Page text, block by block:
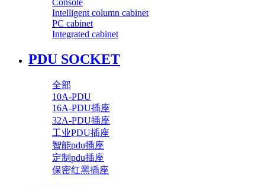
Console
Intelligent column cabinet
PC cabinet
Integrated cabinet
PDU SOCKET
全部
10A-PDU
16A-PDU插座
32A-PDU插座
工业PDU插座
智能pdu插座
定制pdu插座
保密红黑插座